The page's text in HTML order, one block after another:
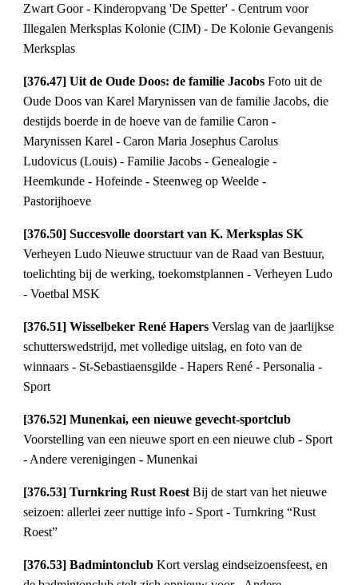
Zwart Goor - Kinderopvang 'De Spetter' - Centrum voor
Illegalen Merksplas Kolonie (CIM) - De Kolonie Gevangenis
Merksplas
[376.47] Uit de Oude Doos: de familie JacobsFoto uit de
Oude Doos van Karel Marynissen van de familie Jacobs, die
destijds boerde in de hoeve van de familie Caron -
Marynissen Karel - Caron Maria Josephus Carolus
Ludovicus (Louis) - Familie Jacobs - Genealogie -
Heemkunde - Hofeinde - Steenweg op Weelde -
Pastorijhoeve
[376.50] Succesvolle doorstart van K. Merksplas SK
Verheyen Ludo Nieuwe structuur van de Raad van Bestuur,
toelichting bij de werking, toekomstplannen - Verheyen Ludo
- Voetbal MSK
[376.51] Wisselbeker René HapersVerslag van de jaarlijkse
schutterswedstrijd, met volledige uitslag, en foto van de
winnaars - St-Sebastiaensgilde - Hapers René - Personalia -
Sport
[376.52] Munenkai, een nieuwe gevecht-sportclub
Voorstelling van een nieuwe sport en een nieuwe club - Sport
- Andere verenigingen - Munenkai
[376.53] Turnkring Rust RoestBij de start van het nieuwe
seizoen: allerlei zeer nuttige info - Sport - Turnkring “Rust
Roest”
[376.53] BadmintonclubKort verslag eindseizoensfeest, en